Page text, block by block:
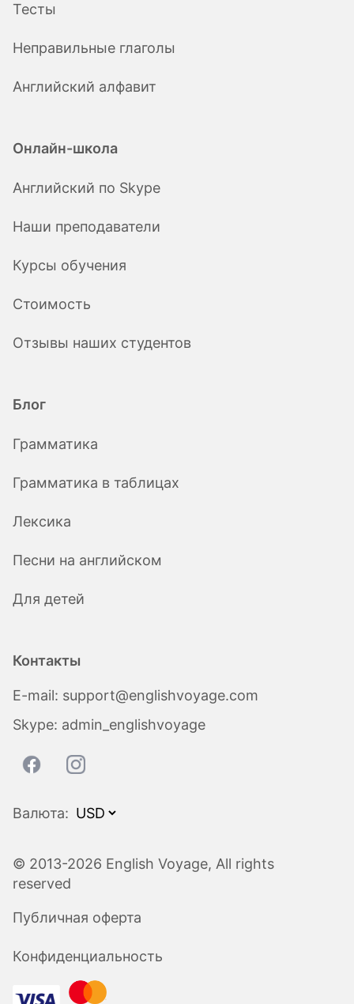
Тесты
Неправильные глаголы
Английский алфавит
Онлайн-школа
Английский по Skype
Наши преподаватели
Курсы обучения
Стоимость
Отзывы наших студентов
Блог
Грамматика
Грамматика в таблицах
Лексика
Песни на английском
Для детей
Контакты
E-mail: support@englishvoyage.com
Skype: admin_englishvoyage
Валюта:
© 2013-2026 English Voyage, All rights
reserved
Публичная оферта
Конфиденциальность